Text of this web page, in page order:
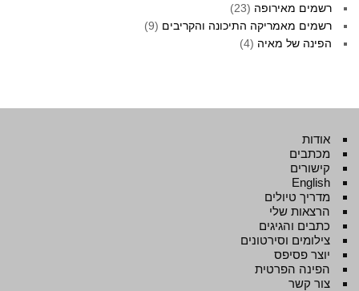
רשמים מאירופה (23)
רשמים מאמריקה התיכונה והקריבים (9)
הפינה של מאיה (4)
אודות
מכתבים
קישורים
English
מדריך טיולים
הרצאות שלי
כתבים והגיגים
צילומים וסירטונים
יוצר פסיפס
הפינה הפרטית
צור קשר